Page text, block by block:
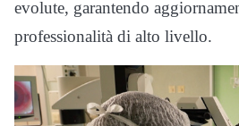
evolute, garantendo
professionalità di alto livello.